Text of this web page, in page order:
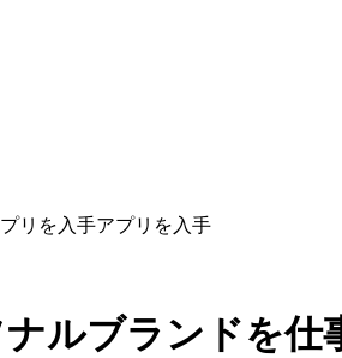
リを入手アプリを入手
ルブランドを仕